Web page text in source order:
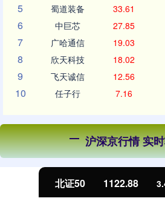
5 蜀道装备 33.61
6 中巨芯 27.85
7 广哈通信 19.03
8 欣天科技 18.02
9 飞天诚信 12.56
10 任子行 7.16
沪深京行情 实
3.42 0.30%